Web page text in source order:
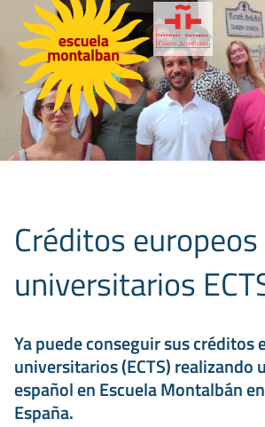
Créditos europeos
universitarios
Ya puede conseguir sus créditos
universitarios (ECTS) realizando
español en Escuela Montalbán
España.